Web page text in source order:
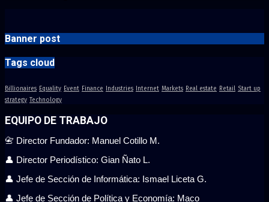
Banner post
Tags cloud
Billionaires Equality Event Finance Industries Internet Markets Real estate Retail Start up
strategy Technology
EQUIPO DE TRABAJO
📇 Director Fundador: Manuel Cotillo M.
👤 Director Periodístico: Gian Ñato L.
👤 Jefe de Sección de Informática: Ismael Liceta G.
👤 Jefe de Sección de Política y Economía: Maco